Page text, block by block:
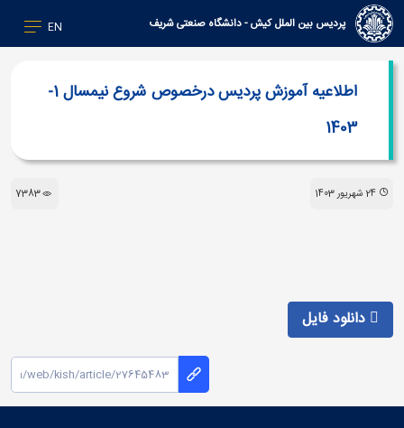
پردیس بین الملل کیش - دانشگاه صنعتی شریف EN
اطلاعیه آموزش پردیس درخصوص شروع نیمسال 1-
1403
24 شهریور 1403 7383
دانلود فایل